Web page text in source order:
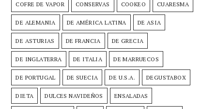
COFRE DE VAPOR CONSERVAS COOKEO CUARESMA
DE ALEMANIA DE AMÉRICA LATINA DE ASIA
DE ASTURIAS DE FRANCIA DE GRECIA
DE INGLATERRA DE ITALIA DE MARRUECOS
DE PORTUGAL DE SUECIA DE U.S.A. DEGUSTABOX
DIETA DULCES NAVIDEÑOS ENSALADAS